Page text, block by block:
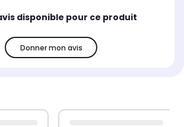
disponible pour ce produit
Donner mon avis